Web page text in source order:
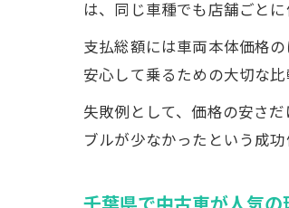
は、同じ車種でも店舗ごと
支払総額には車両本体価格
安心して乗るための大切な比
失敗例として、価格の安さ
ブルが少なかったという成
千葉県で中古車が人気